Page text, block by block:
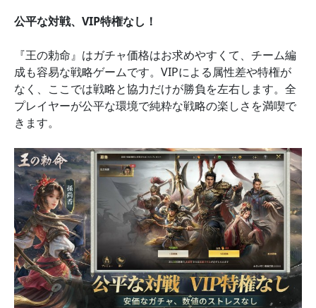
公平な対戦、VIP特権なし！
『王の勅命』はガチャ価格はお求めやすくて、チーム編
成も容易な戦略ゲームです。VIPによる属性差や特権が
なく、ここでは戦略と協力だけが勝負を左右します。全
プレイヤーが公平な環境で純粋な戦略の楽しさを満喫で
きます。